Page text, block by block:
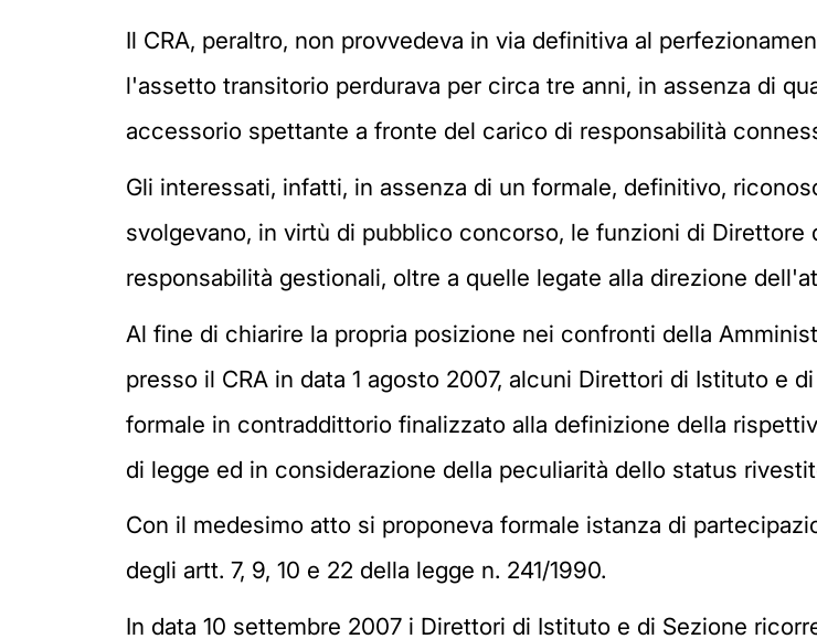
Il CRA, peraltro, non provvedeva in via definitiva al
l'assetto transitorio perdurava per circa tre anni, in assenza di
accessorio spettante a fronte del carico di responsabilità
Gli interessati, infatti, in assenza di un formale, definitivo,
svolgevano, in virtù di pubblico concorso, le funzioni di
responsabilità gestionali, oltre a quelle legate alla direzione
Al fine di chiarire la propria posizione nei confronti della
presso il CRA in data 1 agosto 2007, alcuni Direttori di Istituto e
formale in contraddittorio finalizzato alla definizione della
di legge ed in considerazione della peculiarità dello status
Con il medesimo atto si proponeva formale istanza di
degli artt. 7, 9, 10 e 22 della legge n. 241/1990.
In data 10 settembre 2007 i Direttori di Istituto e di Sezione